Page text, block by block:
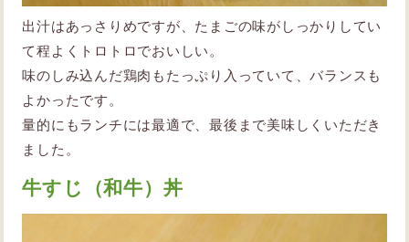
出汁はあっさりめですが、たまごの味がしっかりしてい
て程よくトロトロでおいしい。
味のしみ込んだ鶏肉もたっぷり入っていて、バランスも
よかったです。
量的にもランチには最適で、最後まで美味しくいただき
ました。
牛すじ（和牛）丼